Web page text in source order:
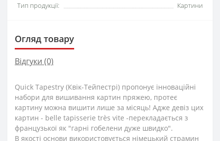
Тип продукції:
Картини
Огляд товару
Відгуки (0)
Quick Tapestry (Квік-Тейпестрі) пропонує інноваційні
набори для вишивання картин пряжею, протеє
картину можна вишити лише за місяць! Адже девіз цих
картин - belle tapisserie très vite -перекладається з
французької як "гарні гобелени дуже швидко".
В якості основи використовується німецький страмин